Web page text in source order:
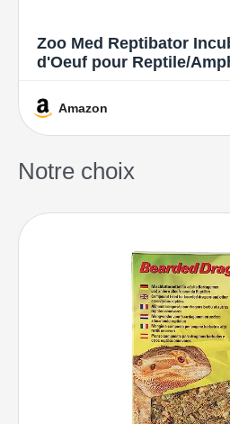
Zoo Med Reptibator
d'Oeuf pour Reptile/
Amazon
Notre choix